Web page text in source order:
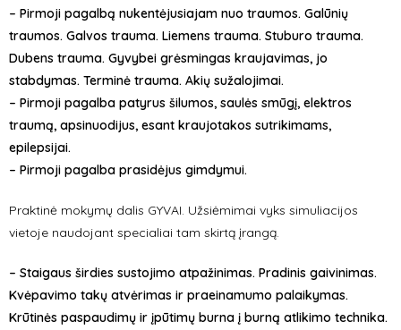
– Pirmoji pagalbą nukentėjusiajam nuo traumos. Galūnių
traumos. Galvos trauma. Liemens trauma. Stuburo trauma.
Dubens trauma. Gyvybei grėsmingas kraujavimas, jo
stabdymas. Terminė trauma. Akių sužalojimai.
– Pirmoji pagalba patyrus šilumos, saulės smūgį, elektros
traumą, apsinuodijus, esant kraujotakos sutrikimams,
epilepsijai.
– Pirmoji pagalba prasidėjus gimdymui.
Praktinė mokymų dalis GYVAI. Užsiėmimai vyks simuliacijos
vietoje naudojant specialiai tam skirtą įrangą.
– Staigaus širdies sustojimo atpažinimas. Pradinis gaivinimas.
Kvėpavimo takų atvėrimas ir praeinamumo palaikymas.
Krūtinės paspaudimų ir įpūtimų burna į burną atlikimo technika.